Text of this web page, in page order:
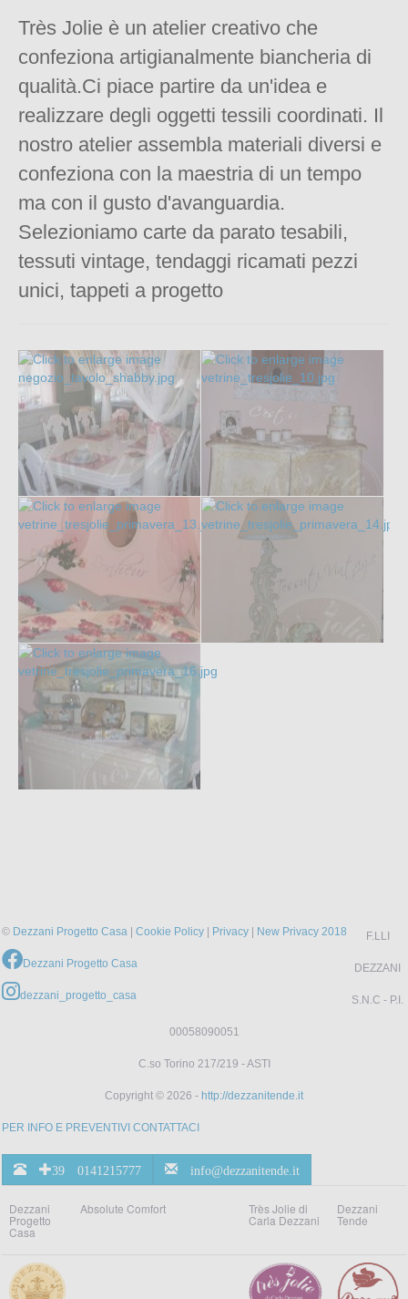
Très Jolie è un atelier creativo che
confeziona artigianalmente biancheria di
qualità.Ci piace partire da un'idea e
realizzare degli oggetti tessili coordinati. Il
nostro atelier assembla materiali diversi e
confeziona con la maestria di un tempo
ma con il gusto d'avanguardia.
Selezioniamo carte da parato tesabili,
tessuti vintage, tendaggi ricamati pezzi
unici, tappeti a progetto
© Dezzani Progetto Casa Cookie Policy Privacy New Privacy 2018
Dezzani Progetto Casa
dezzani_progetto_casa
F.LLI
DEZZANI
S.N.C - P.I.
00058090051
C.so Torino 217/219 - ASTI
Copyright © 2026 - http://dezzanitende.it
PER INFO E PREVENTIVI CONTATTACI
+39 0141215777 info@dezzanitende.it
Dezzani
Progetto
Casa
Absolute Comfort Très Jolie di
Carla Dezzani
Dezzani
Tende